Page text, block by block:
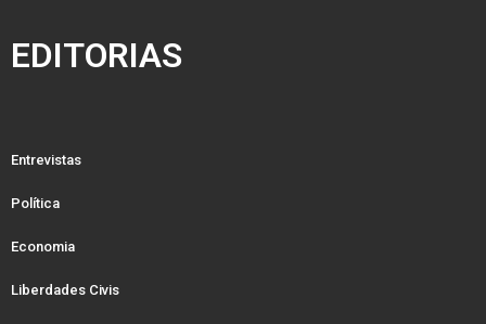
EDITORIAS
Entrevistas
Política
Economia
Liberdades Civis